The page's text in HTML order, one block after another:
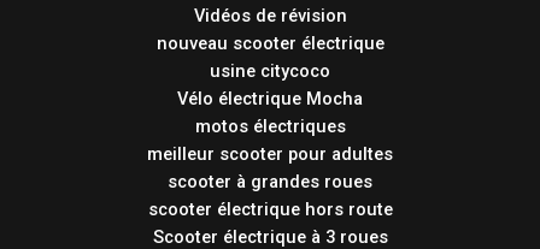
Vidéos de révision
nouveau scooter électrique
usine citycoco
Vélo électrique Mocha
motos électriques
meilleur scooter pour adultes
scooter à grandes roues
scooter électrique hors route
Scooter électrique à 3 roues